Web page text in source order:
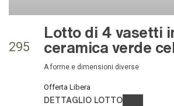
295
Lotto di 4 vasetti
ceramica verde
a forme e dimensioni diverse
Offerta Libera
DETTAGLIO LOTTO